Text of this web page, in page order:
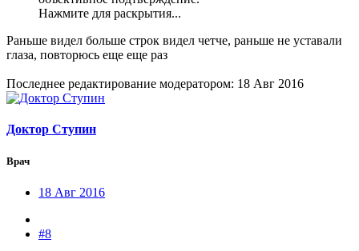
Нажмите для раскрытия...
Раньше видел больше строк видел четче, раньше не уставали
глаза, повторюсь еще еще раз
Последнее редактирование модератором: 18 Авг 2016
Доктор Ступин
Врач
18 Авг 2016
#8